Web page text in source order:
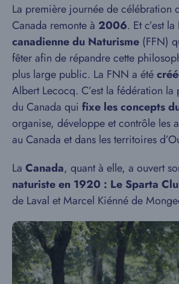
La première journée de célébration
Canada remonte à 2006. Et c’est la
canadienne du Naturisme (FFN)
fêter afin de répandre cette
plus large public. La FNN a été
Albert Lecocq. C’est la fédération la
du Canada qui fixe les concepts
organise, développe et contrôle les
au Canada et dans les territoires
La Canada, quant à elle, a ouvert
naturiste en 1920 : Le Sparta
de Laval et Marcel Kiénné de